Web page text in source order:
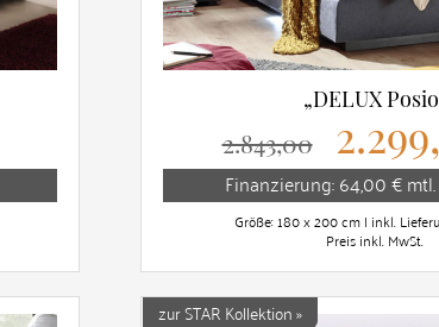
„DELUX
2.843,00
Finanzierung: 64,00 €
Größe: 180 x 200 cm | inkl.
Preis inkl. MwSt.
zur STAR Kollektion »